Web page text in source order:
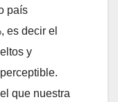
país
es decir el
y
que nuestra